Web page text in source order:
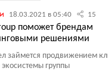
18.03.2021 в 05:40 15
поможет брендам
решениями
займется продвижением
группы